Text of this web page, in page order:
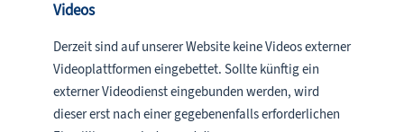
Videos
Derzeit sind auf unserer Website keine Videos externer
Videoplattformen eingebettet. Sollte künftig ein
externer Videodienst eingebunden werden, wird
dieser erst nach einer gegebenenfalls erforderlichen